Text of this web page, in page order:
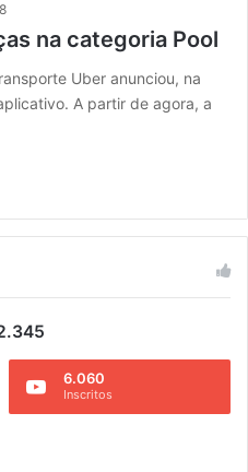
na categoria Pool
Uber anunciou, na
A partir de agora, a
6.060
Inscritos